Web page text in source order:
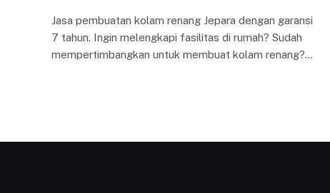
Jasa pembuatan kolam renang Jepara dengan garansi
7 tahun. Ingin melengkapi fasilitas di rumah? Sudah
mempertimbangkan untuk membuat kolam renang?…